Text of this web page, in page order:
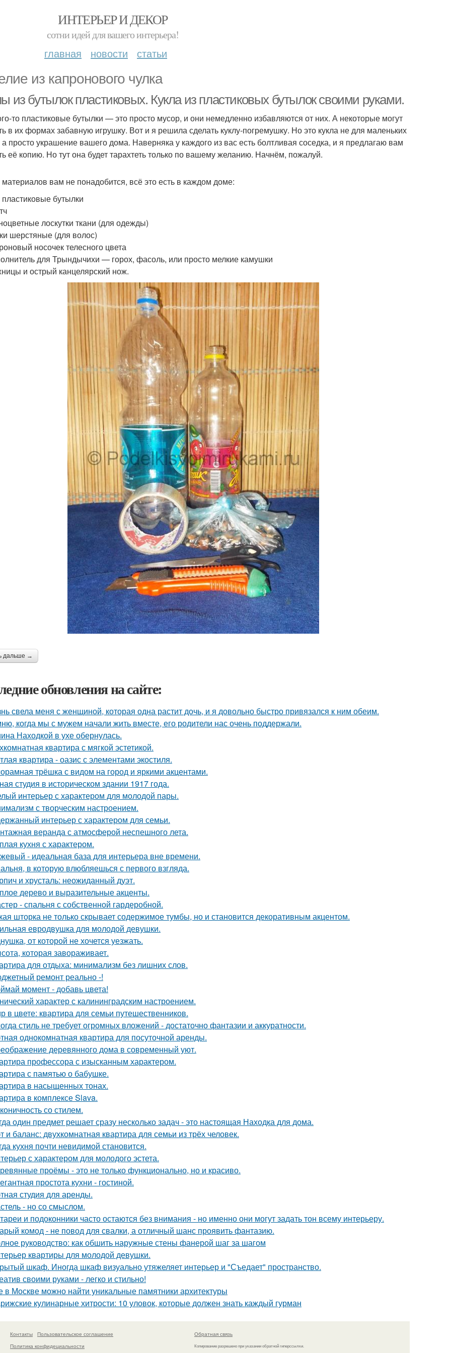
ИНТЕРЬЕР И ДЕКОР
сотни идей для вашего интерьера!
главная новости статьи
из капронового чулка
из бутылок пластиковых. Кукла из пластиковых бутылок своими руками.
то пластиковые бутылки — это просто мусор, и они немедленно избавляются от них. А некоторые могут
в их формах забавную игрушку. Вот и я решила сделать куклу-погремушку. Но это кукла не для маленьких
а просто украшение вашего дома. Наверняка у каждого из вас есть болтливая соседка, и я предлагаю вам
её копию. Но тут она будет тарахтеть только по вашему желанию. Начнём, пожалуй.
вам не понадобится, всё это есть в каждом доме:
бутылки
лоскутки ткани (для одежды)
шерстяные (для волос)
носочек телесного цвета
для Трындычихи — горох, фасоль, или просто мелкие камушки
и острый канцелярский нож.
дальше →
обновления на сайте:
свела меня с женщиной, которая одна растит дочь, и я довольно быстро привязался к ним обеим.
когда мы с мужем начали жить вместе, его родители нас очень поддержали.
Находкой в ухе обернулась.
квартира с мягкой эстетикой.
квартира - оазис с элементами экостиля.
трёшка с видом на город и яркими акцентами.
студия в историческом здании 1917 года.
интерьер с характером для молодой пары.
с творческим настроением.
интерьер с характером для семьи.
веранда с атмосферой неспешного лета.
кухня с характером.
- идеальная база для интерьера вне времени.
в которую влюбляешься с первого взгляда.
и хрусталь: неожиданный дуэт.
дерево и выразительные акценты.
- спальня с собственной гардеробной.
шторка не только скрывает содержимое тумбы, но и становится декоративным акцентом.
евродвушка для молодой девушки.
от которой не хочется уезжать.
которая завораживает.
для отдыха: минимализм без лишних слов.
ремонт реально -!
момент - добавь цвета!
характер с калининградским настроением.
в цвете: квартира для семьи путешественников.
стиль не требует огромных вложений - достаточно фантазии и аккуратности.
однокомнатная квартира для посуточной аренды.
деревянного дома в современный уют.
профессора с изысканным характером.
с памятью о бабушке.
в насыщенных тонах.
в комплексе Slava.
со стилем.
один предмет решает сразу несколько задач - это настоящая Находка для дома.
и баланс: двухкомнатная квартира для семьи из трёх человек.
кухня почти невидимой становится.
с характером для молодого эстета.
проёмы - это не только функционально, но и красиво.
простота кухни - гостиной.
студия для аренды.
- но со смыслом.
и подоконники часто остаются без внимания - но именно они могут задать тон всему интерьеру.
комод - не повод для свалки, а отличный шанс проявить фантазию.
руководство: как обшить наружные стены фанерой шаг за шагом
квартиры для молодой девушки.
шкаф. Иногда шкаф визуально утяжеляет интерьер и "Съедает" пространство.
своими руками - легко и стильно!
в Москве можно найти уникальные памятники архитектуры
кулинарные хитрости: 10 уловок, которые должен знать каждый гурман
Контакты
Пользовательское соглашение
Политика конфидециальности
Обратная связь
Копирование разрешено при указании обратной гиперссылки.